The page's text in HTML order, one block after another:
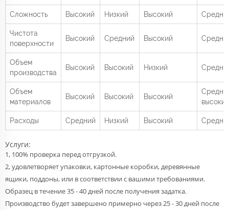
Сложность Высокий Низкий Высокий
Чистота
поверхности
Высокий Средний Высокий
Объем
производства
Высокий Высокий Низкий
Объем
материалов
Высокий Высокий Высокий
высокий
Расходы Средний Низкий Высокий
Услуги:
1, 100% проверка перед отгрузкой.
2, удовлетворяет упаковки, картонные коробки, деревянные
ящики, поддоны, или в соответствии с вашими требованиями.
Образец в течение 35 - 40 дней после получения задатка.
Производство будет завершено примерно через 25 - 30 дней после